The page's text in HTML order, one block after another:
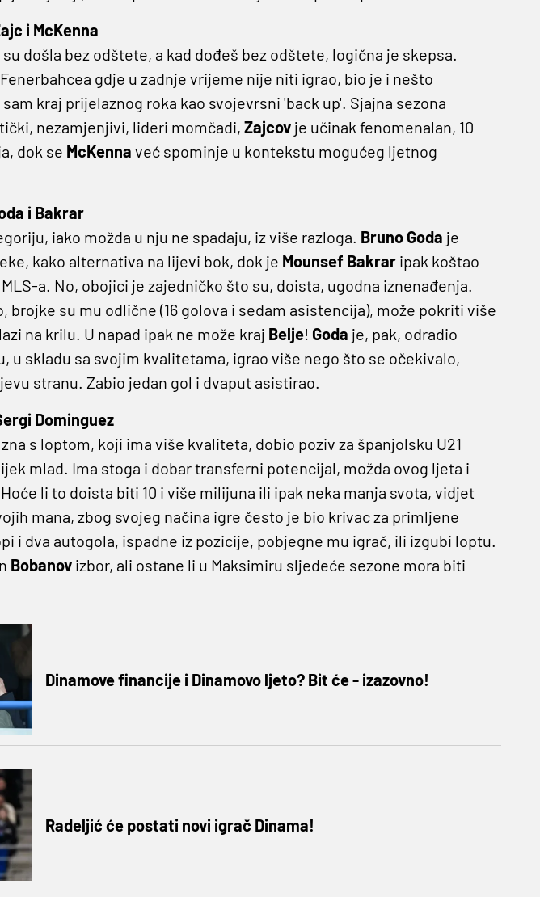
i McKenna
došla bez odštete, a kad dođeš bez odštete, logična je skepsa.
gdje u zadnje vrijeme nije niti igrao, bio je i nešto
kraj prijelaznog roka kao svojevrsni 'back up'. Sjajna sezona
nezamjenjivi, lideri momčadi, Zajcov je učinak fenomenalan, 10
dok se McKenna već spominje u kontekstu mogućeg ljetnog
i Bakrar
iako možda u nju ne spadaju, iz više razloga. Bruno Goda je
kako alternativa na lijevi bok, dok je Mounsef Bakrar ipak koštao
a. No, obojici je zajedničko što su, doista, ugodna iznenađenja.
brojke su mu odlične (16 golova i sedam asistencija), može pokriti više
na krilu. U napad ipak ne može kraj Belje! Goda je, pak, odradio
u skladu sa svojim kvalitetama, igrao više nego što se očekivalo,
stranu. Zabio jedan gol i dvaput asistirao.
Dominguez
s loptom, koji ima više kvaliteta, dobio poziv za španjolsku U21
mlad. Ima stoga i dobar transferni potencijal, možda ovog ljeta i
li to doista biti 10 i više milijuna ili ipak neka manja svota, vidjet
mana, zbog svojeg načina igre često je bio krivac za primljene
i dva autogola, ispadne iz pozicije, pobjegne mu igrač, ili izgubi loptu.
Bobanov izbor, ali ostane li u Maksimiru sljedeće sezone mora biti
Dinamove financije i Dinamovo ljeto? Bit će - izazovno!
Radeljić će postati novi igrač Dinama!